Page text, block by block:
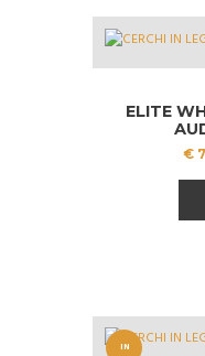
ELITE
€
IN